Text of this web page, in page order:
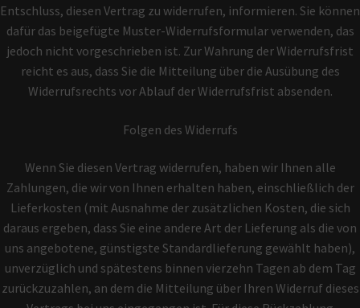
Entschluss, diesen Vertrag zu widerrufen, informieren. Sie können
dafür das beigefügte Muster-Widerrufsformular verwenden, das
jedoch nicht vorgeschrieben ist. Zur Wahrung der Widerrufsfrist
reicht es aus, dass Sie die Mitteilung über die Ausübung des
Widerrufsrechts vor Ablauf der Widerrufsfrist absenden.
Folgen des Widerrufs
Wenn Sie diesen Vertrag widerrufen, haben wir Ihnen alle
Zahlungen, die wir von Ihnen erhalten haben, einschließlich der
Lieferkosten (mit Ausnahme der zusätzlichen Kosten, die sich
daraus ergeben, dass Sie eine andere Art der Lieferung als die von
uns angebotene, günstigste Standardlieferung gewählt haben),
unverzüglich und spätestens binnen vierzehn Tagen ab dem Tag
zurückzuzahlen, an dem die Mitteilung über Ihren Widerruf dieses